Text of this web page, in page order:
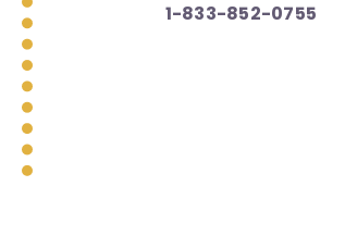
1-833-852-0755